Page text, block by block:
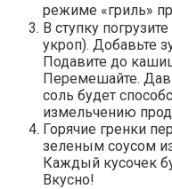
режиме «гриль»
В ступку
укроп). Добавьте
Подавите до
Перемешайте.
соль будет
измельчению
Горячие гренки
зеленым соусом
Каждый кусочек
Вкусно!